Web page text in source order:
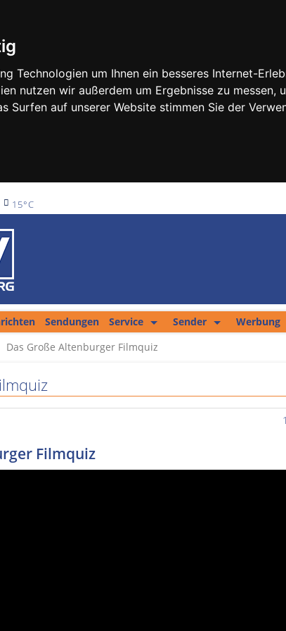
Technologien um Ihnen ein besseres Internet-
nutzen wir außerdem um Ergebnisse zu
Surfen auf unserer Website stimmen Sie der
15°C
Sendungen
Service
Kopierservice
Sender
Werbung
Das Große Altenburger Filmquiz
Filmquiz